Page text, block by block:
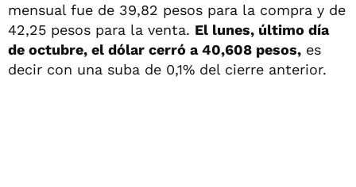
mensual fue de 39,82 pesos para la compra y de
42,25 pesos para la venta. El lunes, último día
de octubre, el dólar cerró a 40,608 pesos, es
decir con una suba de 0,1% del cierre anterior.